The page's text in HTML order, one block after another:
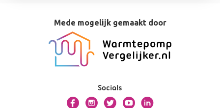
Mede mogelijk gemaakt door
Socials